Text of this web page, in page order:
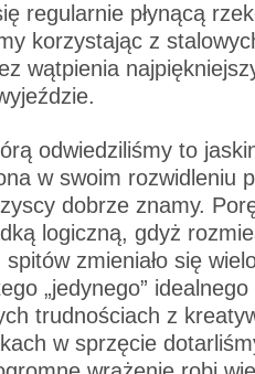
regularnie płynącą
korzystając z
wątpienia
odwiedziliśmy to
w swoim rozwidleniu
dobrze znamy.
logiczną, gdyż
zmieniało się
„jedynego” idealnego
trudnościach z
w sprzęcie